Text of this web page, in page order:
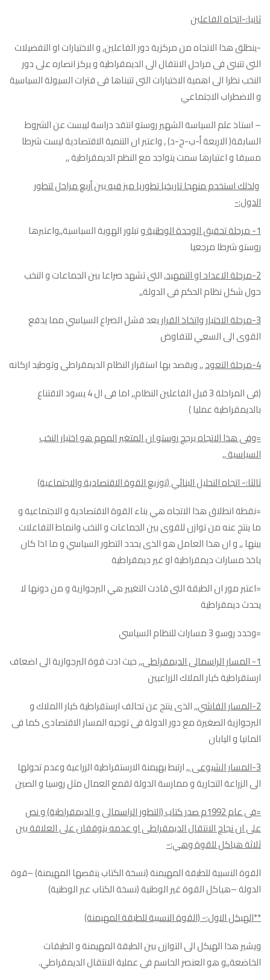
ثانيا:-اتجاه الفاعلين
-ينطلق هذا الاتجاه من مركزية دور الفاعلين, و الاختيارات او التفضيلات
التى تتبنى فى مراحل الانتقال الى الديمقراطية و يركز انصاره على دور
النخب نظرا الى اهمية الاختيارات التى تتبناها فى فترات السيولة السياسية
و الاضطراب الاجتماعي
– استاذ علم السياسة الشهير روستو انتقد دراسة ليبست عن الشروط
السابقة( الاربعة أ-ب-ج-د) , واعتبر ان التنمية الاقتصادية ليست شرطا
مسبقا و اعتبارها سمت يتواجد مع النظم الديمقراطية ,,
ولذلك استخدم منهجا تاريخيا تطوريا ميز فيه بين أربع مراحل لتطور
الدول:-
1- مرحلة تحقيق الوحدة الوطنية
و تبلور الهوية السياسية,,واعتبرها
روستو شرطا مرجعيا
2-مرحلة الاعداد او التمهيد
, التى تشهد صراعا بين الجماعات و النخب
حول شكل نظام الحكم فى الدولة,,
3-مرحلة الاختيار واتخاذ القرار
بعد فشل الصراع السياسي مما يدفع
القوى الى السعي للتفاوض
4-مرحلة التعود
,, ويقصد بها استقرار النظام الديمقراطى وتوطيد اركانه
(فى المراحلة 3 قبل الفاعلين النظام,, اما فى ال 4 يسود الاقتناع
بالديمقراطية عمليا )
=وفى هذا الاتجاه يرجح روستو ان المتغير المهم هو اختيار النخب
السياسية ,,
ثالثا:- اتجاه التحليل البنائي (توزيع القوة الاقتصادية والاجتماعية)
=نقطة انطلاق هذا الاتجاه هي بناء القوة الاقتصادية و الاجتماعية و
ما ينتج عنه من توازن للقوى بين الجماعات و النخب وانماط التفاعلات
بينها ,, و ان هذا العامل هو الذى يحدد التطور السياسي و ما اذا كان
ياخذ مسارات ديمقراطية او غير ديمقراطية
=اعتبر مور ان الطبقة التى قادت التغيير هي البرجوازية و من دونها لا
يحدث ديمقراطية
=وحدد روسو 3 مسارات للنظام السياسي
1- المسار الراسمالى الديمقراطى,,
حيث ادت قوة البرجوازية الى اضعاف
ارستقراطية كبار الملاك الزراعيين
2-المسار الفاشي
,, الذى ينتج عن تحالف ارستقراطية كبار االملاك و
البرجوازية الصغيرة مع دور الدولة فى توجيه المسار الاقتصادى كما فى
المانيا و اليابان
3-المسار الشيوعى
,, ارتبط بهيمنة الارستقراطية الزراعية وعدم تحولها
الى الزراعة التجارية و ممارسة الدولة لقمع العمال مثل روسيا و الصين
=فى عام 1992م صدر كتاب (التطور الراسمالى و الديمقراطية) و نص
على ان نجاح الانتقال الديمقراطى او عدمه يتوقفان على العلاقة بين
ثلاثة هياكل للقوة وهي:-
القوة النسبية للطبقة المهيمنة (نسخة الكتاب ينقصها المهيمنة) –قوة
الدولة –هياكل القوة غير الوطنية (نسخة الكتاب عبر الوطنية)
**الهيكل الاول:- (القوة النسبية للطبقة المهيمنة)
ويشير هذا الهيكل الى التوازن بين الطبقة المهيمنة و الطبقات
الخاضعة,,و هو العنصر الحاسم فى عملية الانتقال الديمقراطي.